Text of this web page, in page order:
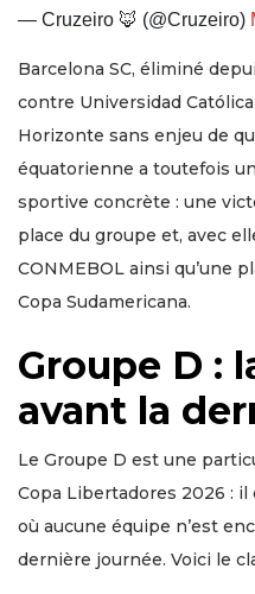
— Cruzeiro 🦊 (@Cruzeiro)
Barcelona SC, éliminé
contre Universidad
Horizonte sans enjeu de
équatorienne a toutefois
sportive concrète : une
place du groupe et, avec
CONMEBOL ainsi qu’une
Copa Sudamericana.
Groupe D :
avant la
Le Groupe D est une
Copa Libertadores 2026 :
où aucune équipe n’est
dernière journée. Voici le